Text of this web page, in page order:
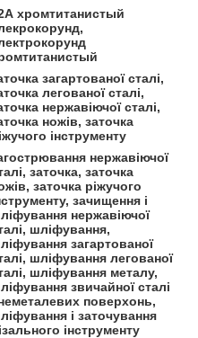
хромтитанистый
загартованої сталі,
легованої сталі,
нержавіючої сталі,
ножів, заточка
інструменту
нержавіючої
заточка, заточка
заточка ріжучого
зачищення і
нержавіючої
шліфування,
загартованої
шліфування легованої
шліфування металу,
звичайної сталі
поверхонь,
і заточування
інструменту